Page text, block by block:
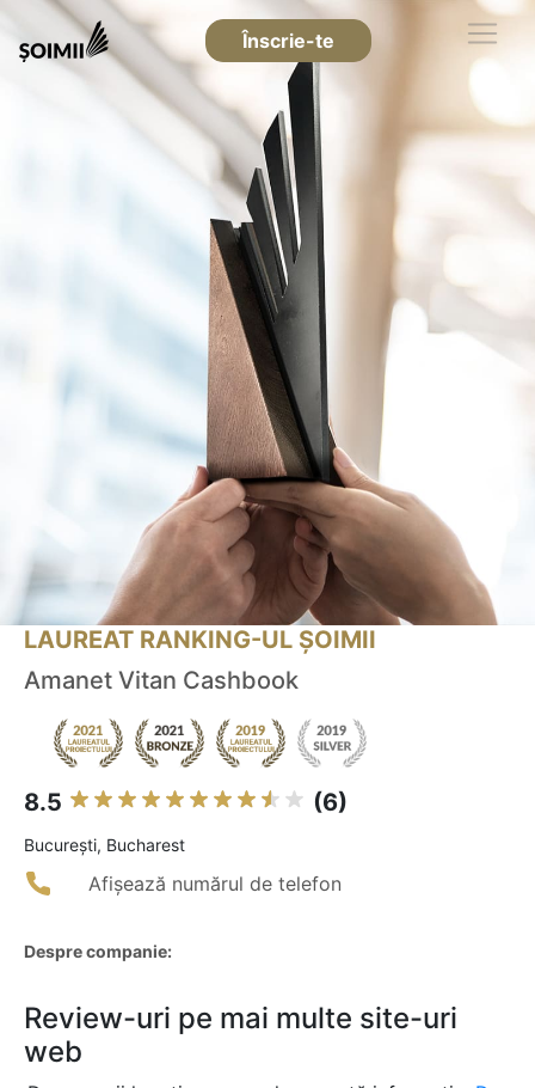
Înscrie-te
LAUREAT RANKING-UL ȘOIMII
Amanet Vitan Cashbook
8.5 (6)
Bucureşti, Bucharest
Afișează numărul de telefon
Despre companie:
Review-uri pe mai multe site-uri
web